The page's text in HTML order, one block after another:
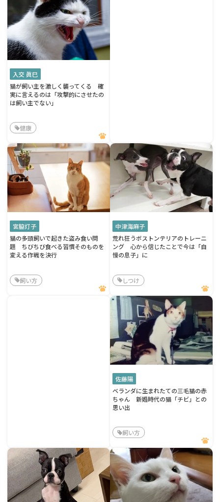
入交 眞巳
猫が飼い主を激しく襲ってくる 確
実に言えるのは「攻撃的にさせたの
は飼い主でない」
健康
宮脇灯子
猫の多頭飼いで起きた盗み食い問
題 ちびちび食べる習慣そのものを
変える作戦を決行
飼い方
中津海麻子
荒れ狂うボストンテリアのトレーニ
ング 心から信じたことで今は「自
慢の息子」に
しつけ
佐藤陽
ベランダに生まれたての三毛猫の赤
ちゃん 新婚時代の猫「チビ」との
思い出
飼い方